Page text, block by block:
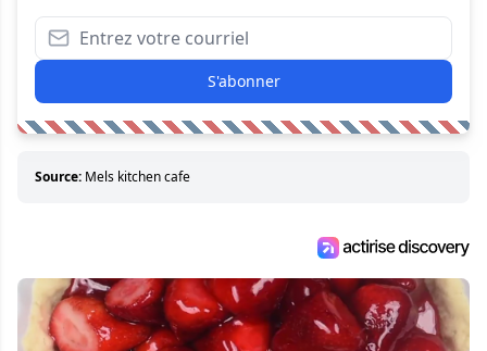
S'abonner
Source: Mels kitchen cafe